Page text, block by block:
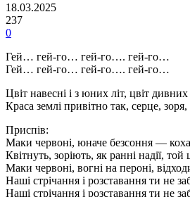
18.03.2025
237
0
Гей… гей-го… гей-го…. гей-го…
Гей… гей-го… гей-го…. гей-го…
Цвiт навеснi i з юних лiт, цвiт дивних
Краса землi привiтно так, серце,
Приспiв:
Маки червонi, юначе безсоння —
Квiтнуть, зорiють, як раннi надiї, той
Маки червонi, вогні на перонi,
Нашi стрiчання i розставання ти не
Нашi стрiчання i розставання ти не